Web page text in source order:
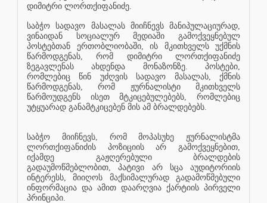
დიმიტრი ლორთქიფანიძე.
საბჭო სადავო მასალას მიიჩნევს მანიპულაციურად,
ვინაიდან სოციალურ მედიაში გამოქვეყნებულ
პოსტებთან ერთობლიობაში, ის მკითხველს უქმნის
წარმოდგენას, რომ დიმიტრი ლორთქიფანიძე
ზეგავლენას ახდენდა მონაზონზე. პოსტები,
რომლებიც წინ უძღვის სადავო მასალას, ქმნის
წარმოდგენას, რომ ჟურნალისტი მკითხველს
წარმოუდგენს ისეთ მტკიცებულებებს, რომლებიც
უტყუარად განამტკიცებენ მის ამ ბრალდებებს.
საბჭო მიიჩნევს, რომ მოპასუხე ჟურნალისტმა
ლორთქიფანიძის პოზიციის არ გამოქვეყნებით,
იქამდე გაჟღერებული ბრალდების
გადაუმოწმებლობით, პატივი არ სცა აუდიტორიის
ინტერესს, მიიღოს მაქსიმალურად გადამოწმებული
ინფორმაცია და ამით დაარღვია ქარტიის პირველი
პრინციპი.